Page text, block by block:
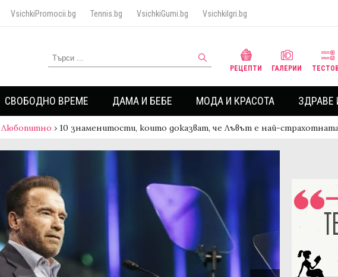
VsichkiPromocii.bg Tennis.bg VsichkiGumi.bg VsichkiIgri.bg
РЕЦЕПТИ ГАЛЕРИИ
СВОБОДНО ВРЕМЕ ДАМА И БЕБЕ МОДА И КРАСОТА ЗДРАВЕ
Любопитно › 10 знаменитости, които доказват, че Лъвът е най-